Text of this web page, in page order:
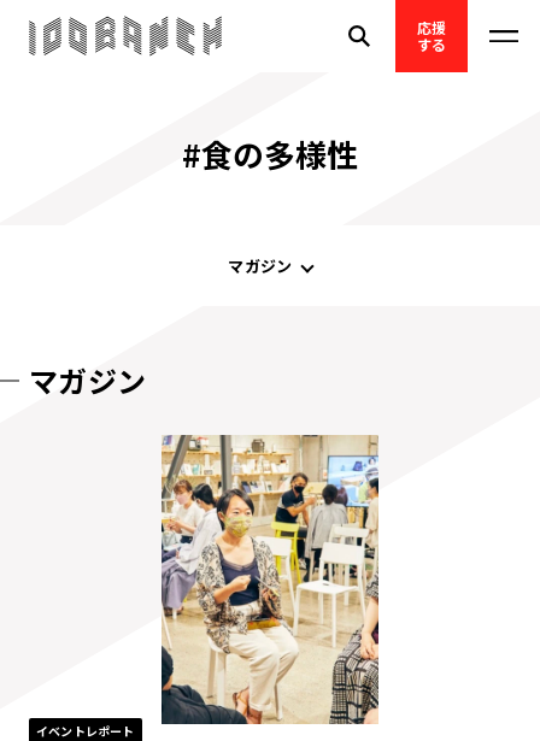
応援
する
#食の多様性
マガジン
マガジン
イベントレポート